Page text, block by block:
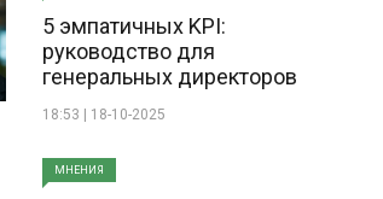
5 эмпатичных KPI:
руководство для
генеральных директоров
18:53 | 18-10-2025
МНЕНИЯ